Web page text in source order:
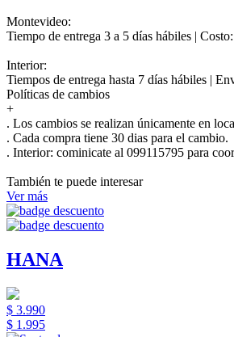
Montevideo:
Tiempo de entrega 3 a 5 días hábiles |
Interior:
Tiempos de entrega hasta 7 días hábiles |
Políticas de cambios
+
. Los cambios se realizan únicamente en
. Cada compra tiene 30 dias para el cambio.
. Interior: cominicate al 099115795 para
También te puede interesar
Ver más
HANA
$ 3.990
$ 1.995